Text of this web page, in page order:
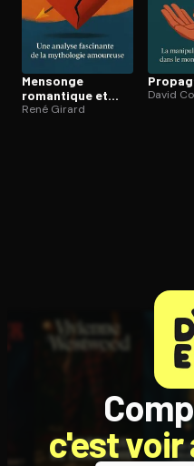
Mensonge
romantique et
vérité
René Girard
David
c'est